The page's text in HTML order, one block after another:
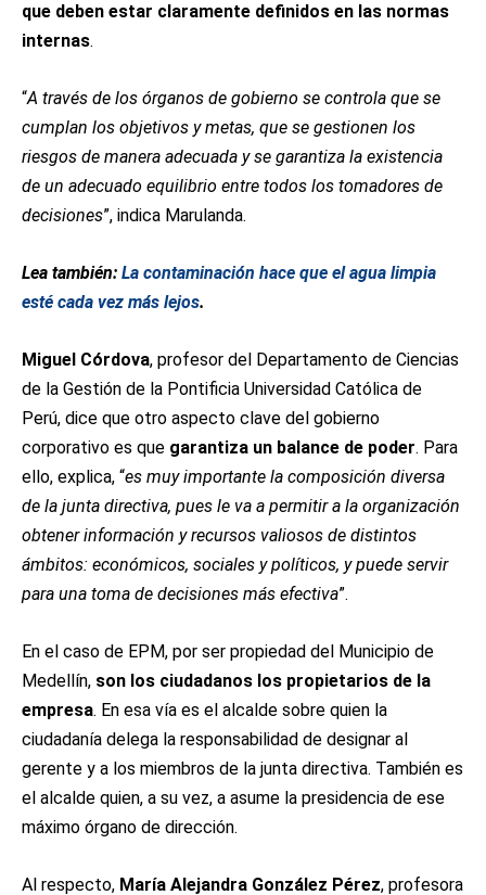
que deben estar claramente definidos en las normas
internas.
“A través de los órganos de gobierno se controla que se
cumplan los objetivos y metas, que se gestionen los
riesgos de manera adecuada y se garantiza la existencia
de un adecuado equilibrio entre todos los tomadores de
decisiones”, indica Marulanda.
Lea también: La contaminación hace que el agua limpia
esté cada vez más lejos.
Miguel Córdova, profesor del Departamento de Ciencias
de la Gestión de la Pontificia Universidad Católica de
Perú, dice que otro aspecto clave del gobierno
corporativo es que garantiza un balance de poder. Para
ello, explica, “es muy importante la composición diversa
de la junta directiva, pues le va a permitir a la organización
obtener información y recursos valiosos de distintos
ámbitos: económicos, sociales y políticos, y puede servir
para una toma de decisiones más efectiva”.
En el caso de EPM, por ser propiedad del Municipio de
Medellín, son los ciudadanos los propietarios de la
empresa. En esa vía es el alcalde sobre quien la
ciudadanía delega la responsabilidad de designar al
gerente y a los miembros de la junta directiva. También es
el alcalde quien, a su vez, a asume la presidencia de ese
máximo órgano de dirección.
Al respecto, María Alejandra González Pérez, profesora